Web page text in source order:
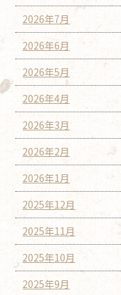
2026年7月
2026年6月
2026年5月
2026年4月
2026年3月
2026年2月
2026年1月
2025年12月
2025年11月
2025年10月
2025年9月